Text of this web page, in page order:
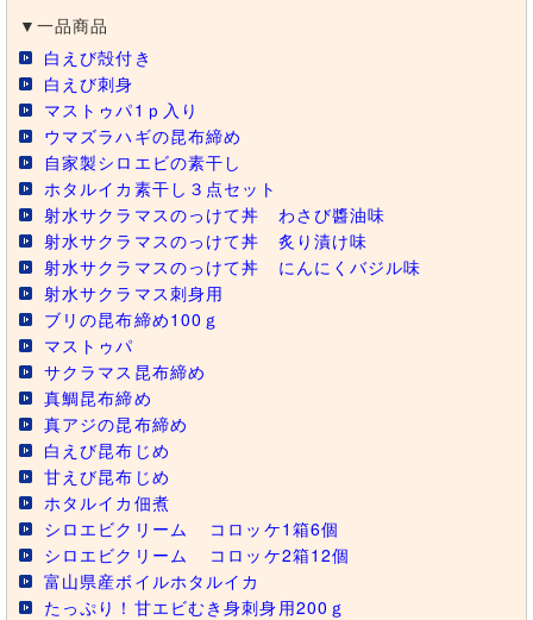
▼一品商品
白えび殻付き
白えび刺身
マストゥパ1ｐ入り
ウマズラハギの昆布締め
自家製シロエビの素干し
ホタルイカ素干し３点セット
射水サクラマスのっけて丼 わさび醬油味
射水サクラマスのっけて丼 炙り漬け味
射水サクラマスのっけて丼 にんにくバジル味
射水サクラマス刺身用
ブリの昆布締め100ｇ
マストゥパ
サクラマス昆布締め
真鯛昆布締め
真アジの昆布締め
白えび昆布じめ
甘えび昆布じめ
ホタルイカ佃煮
シロエビクリーム
コロッケ1箱6個
シロエビクリーム
コロッケ2箱12個
富山県産ボイルホタルイカ
たっぷり！甘エビむき身刺身用200ｇ